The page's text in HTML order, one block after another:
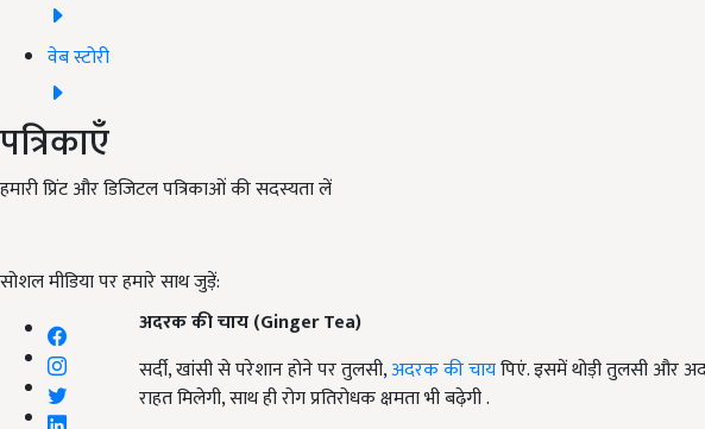
वेब स्टोरी
पत्रिकाएँ
हमारी प्रिंट और डिजिटल पत्रिकाओं की सदस्यता लें
सोशल मीडिया पर हमारे साथ जुड़ें:
अदरक की चाय(Ginger Tea)
सर्दी, खांसी से परेशान होने पर तुलसी,अदरक की चायपिएं. इसमें थोड़ी तुलसी और
राहत मिलेगी, साथ ही रोग प्रतिरोधक क्षमता भी बढ़ेगी .